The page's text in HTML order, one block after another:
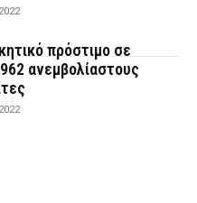
πρόστιμο σε
ανεμβολίαστους